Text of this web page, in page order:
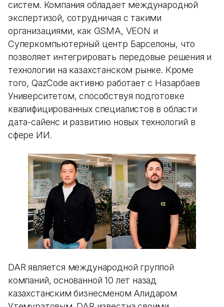
систем. Компания обладает международной
экспертизой, сотрудничая с такими
организациями, как GSMA, VEON и
Суперкомпьютерный центр Барселоны, что
позволяет интегрировать передовые решения и
технологии на казахстанском рынке. Кроме
того, QazCode активно работает с Назарбаев
Университетом, способствуя подготовке
квалифицированных специалистов в области
дата-сайенс и развитию новых технологий в
сфере ИИ.
DAR является международной группой
компаний, основанной 10 лет назад
казахстанским бизнесменом Алидаром